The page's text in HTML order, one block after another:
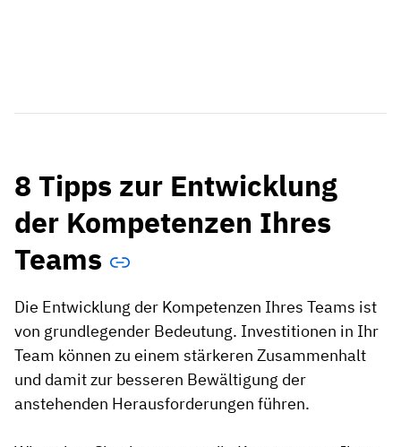
8 Tipps zur Entwicklung
der Kompetenzen Ihres
Teams
Die Entwicklung der Kompetenzen Ihres Teams ist
von grundlegender Bedeutung. Investitionen in Ihr
Team können zu einem stärkeren Zusammenhalt
und damit zur besseren Bewältigung der
anstehenden Herausforderungen führen.